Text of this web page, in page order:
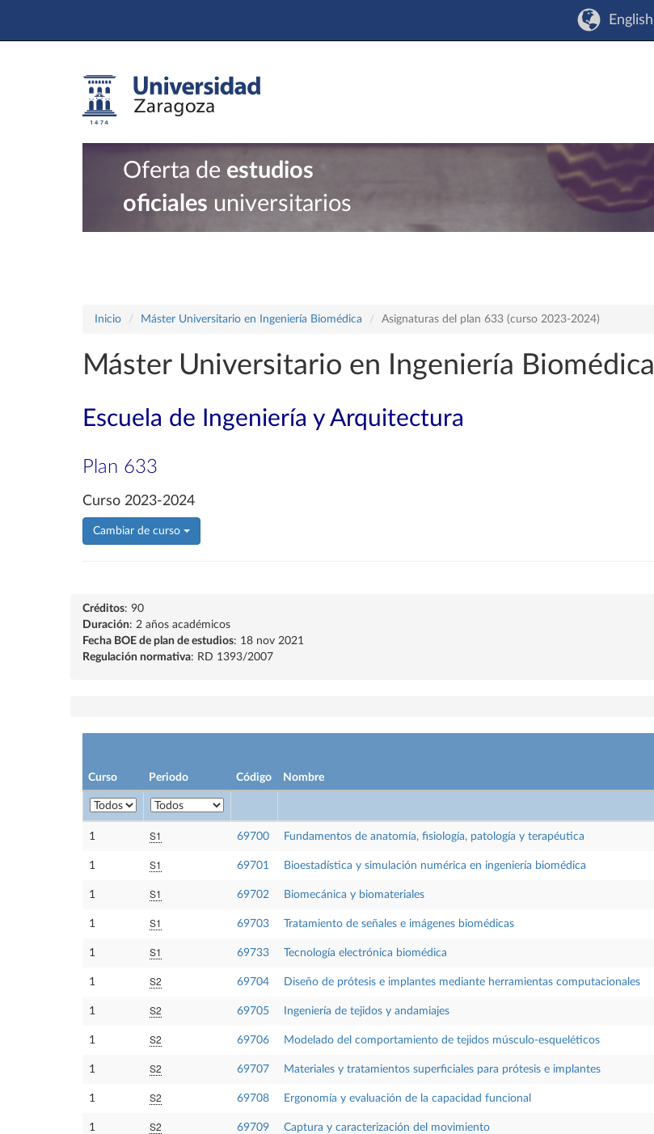
English
Oferta de estudios
oficiales universitarios
Inicio Máster Universitario en Ingeniería Biomédica Asignaturas del plan 633 (curso 2023-2024)
Máster Universitario en Ingeniería Biomédica
Escuela de Ingeniería y Arquitectura
Plan 633
Curso 2023-2024
Cambiar de curso
Créditos: 90
Duración: 2 años académicos
Fecha BOE de plan de estudios: 18 nov 2021
Regulación normativa: RD 1393/2007
Curso Periodo Código Nombre
1 S1 69700 Fundamentos de anatomía, fisiología, patología y terapéutica
1 S1 69701 Bioestadística y simulación numérica en ingeniería biomédica
1 S1 69702 Biomecánica y biomateriales
1 S1 69703 Tratamiento de señales e imágenes biomédicas
1 S1 69733 Tecnología electrónica biomédica
1 S2 69704 Diseño de prótesis e implantes mediante herramientas computacionales
1 S2 69705 Ingeniería de tejidos y andamiajes
1 S2 69706 Modelado del comportamiento de tejidos músculo-esqueléticos
1 S2 69707 Materiales y tratamientos superficiales para prótesis e implantes
1 S2 69708 Ergonomía y evaluación de la capacidad funcional
1 S2 69709 Captura y caracterización del movimiento